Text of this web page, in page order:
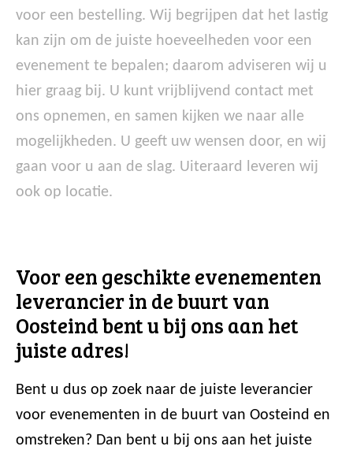
voor een bestelling. Wij begrijpen dat het lastig
kan zijn om de juiste hoeveelheden voor een
evenement te bepalen; daarom adviseren wij u
hier graag bij. U kunt vrijblijvend contact met
ons opnemen, en samen kijken we naar alle
mogelijkheden. U geeft uw wensen door, en wij
gaan voor u aan de slag. Uiteraard leveren wij
ook op locatie.
Voor een geschikte evenementen
leverancier in de buurt van
Oosteind bent u bij ons aan het
juiste adres!
Bent u dus op zoek naar de juiste leverancier
voor evenementen in de buurt van Oosteind en
omstreken? Dan bent u bij ons aan het juiste